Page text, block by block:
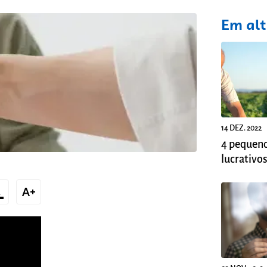
text_increase
fixo
Em
14 DEZ. 2022
4